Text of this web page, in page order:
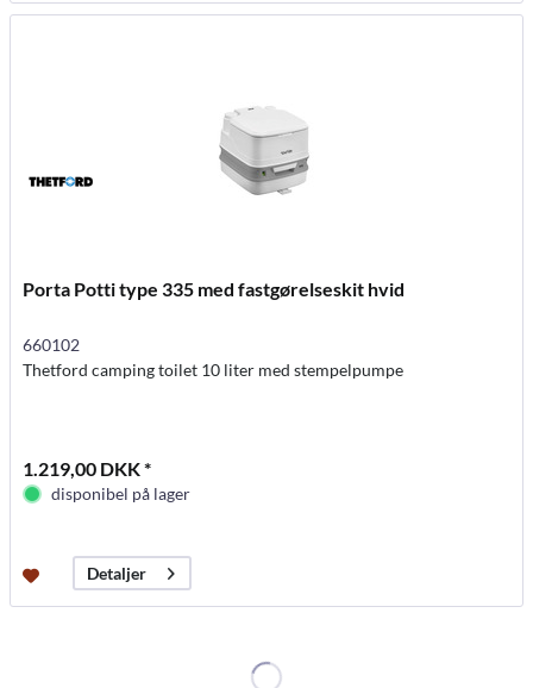
Porta Potti type 335 med fastgørelseskit hvid
660102
Thetford camping toilet 10 liter med stempelpumpe
1.219,00 DKK *
disponibel på lager
Detaljer